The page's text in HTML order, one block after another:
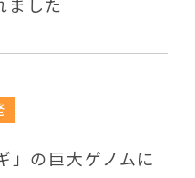
」の巨大ゲノムに